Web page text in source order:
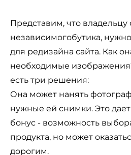
Представим, что владельцу
независимогобутика,
для редизайна сайта. Как
необходимые
есть три решения:
Она может нанять
нужные ей снимки. Это
бонус - возможность
продукта, но может
дорогим.